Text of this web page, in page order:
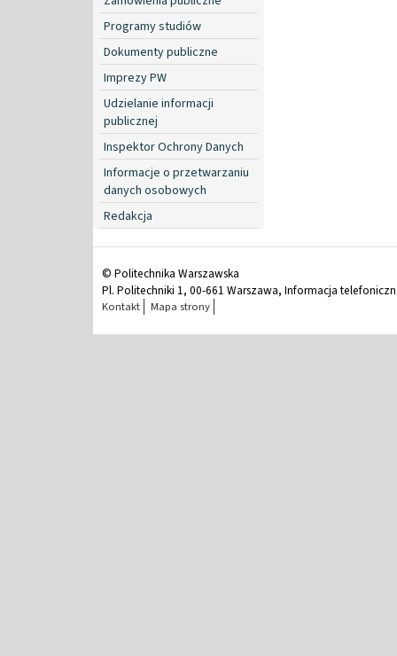
Programy studiów
Dokumenty publiczne
Imprezy PW
Udzielanie informacji
publicznej
Inspektor Ochrony Danych
Informacje o przetwarzaniu
danych osobowych
Redakcja
© Politechnika Warszawska
Pl. Politechniki 1, 00-661 Warszawa, Informacja
Kontakt Mapa strony